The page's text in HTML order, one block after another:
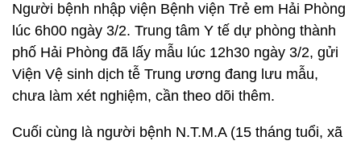
Người bệnh nhập viện Bệnh viện Trẻ em Hải Phòng
lúc 6h00 ngày 3/2. Trung tâm Y tế dự phòng thành
phố Hải Phòng đã lấy mẫu lúc 12h30 ngày 3/2, gửi
Viện Vệ sinh dịch tễ Trung ương đang lưu mẫu,
chưa làm xét nghiệm, cần theo dõi thêm.
Cuối cùng là người bệnh N.T.M.A (15 tháng tuổi, xã